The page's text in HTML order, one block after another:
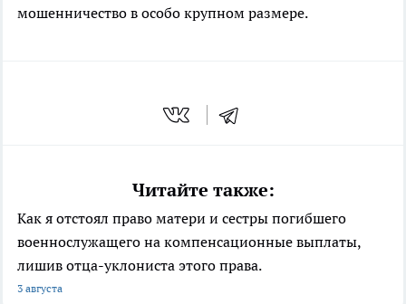
мошенничество в особо крупном размере.
Читайте также:
Как я отстоял право матери и сестры погибшего
военнослужащего на компенсационные выплаты,
лишив отца-уклониста этого права.
3 августа